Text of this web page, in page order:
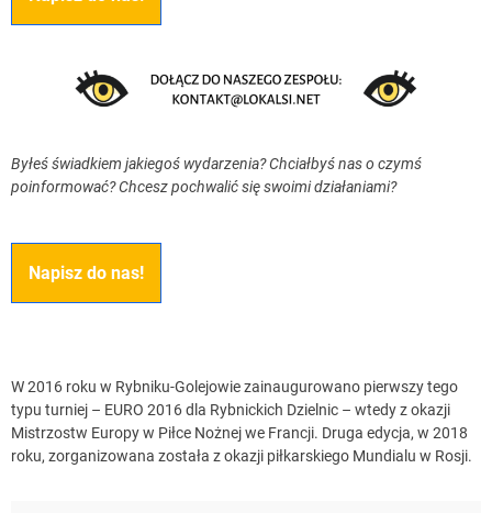
Byłeś świadkiem jakiegoś wydarzenia? Chciałbyś nas o czymś
poinformować? Chcesz pochwalić się swoimi działaniami?
Napisz do nas!
W 2016 roku w Rybniku-Golejowie zainaugurowano pierwszy tego
typu turniej – EURO 2016 dla Rybnickich Dzielnic – wtedy z okazji
Mistrzostw Europy w Piłce Nożnej we Francji. Druga edycja, w 2018
roku, zorganizowana została z okazji piłkarskiego Mundialu w Rosji.